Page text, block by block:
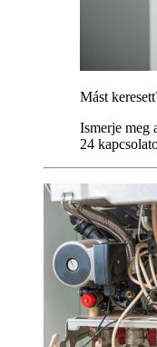
Mást
Ismerje meg
24